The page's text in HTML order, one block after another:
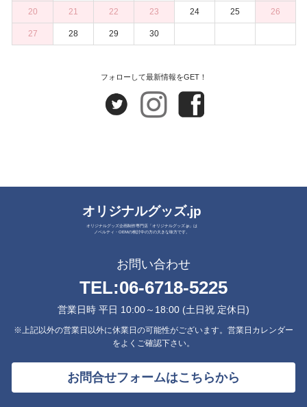
20 21 22 23 24 25 26
27 28 29 30
フォローして最新情報をGET！
オリジナルグッズ.jp
オリジナルグッズ企画制作専門店「オリジナルグッズ.jp」は
ノベルティ・OEMの検討中の方の大きな味方です。
お問い合わせ
TEL:06-6718-5225
営業日時 平日 10:00～18:00 (土日祝 定休日)
※上記以外の営業日以外に休業日の可能性がございます。営業日カレンダー
をよくご確認下さい。
お問合せフォームはこちらから